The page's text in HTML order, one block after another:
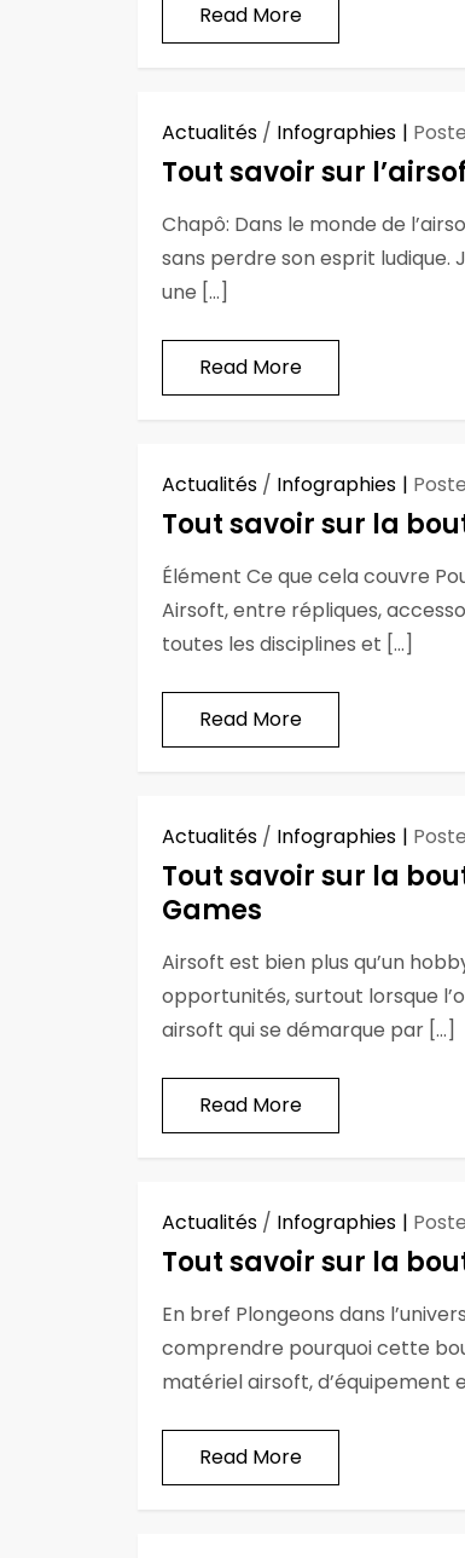
Read More
Actualités / Infographies
Tout savoir sur
Chapô: Dans le monde de
sans perdre son esprit ludique.
une […]
Read More
Actualités / Infographies
Tout savoir sur la
Élément Ce que cela couvre
Airsoft, entre répliques,
toutes les disciplines et […]
Read More
Actualités / Infographies
Tout savoir sur la
Games
Airsoft est bien plus qu’un
opportunités, surtout lorsque
airsoft qui se démarque par […]
Read More
Actualités / Infographies
Tout savoir sur la
En bref Plongeons dans
comprendre pourquoi cette
matériel airsoft, d’équipement
Read More